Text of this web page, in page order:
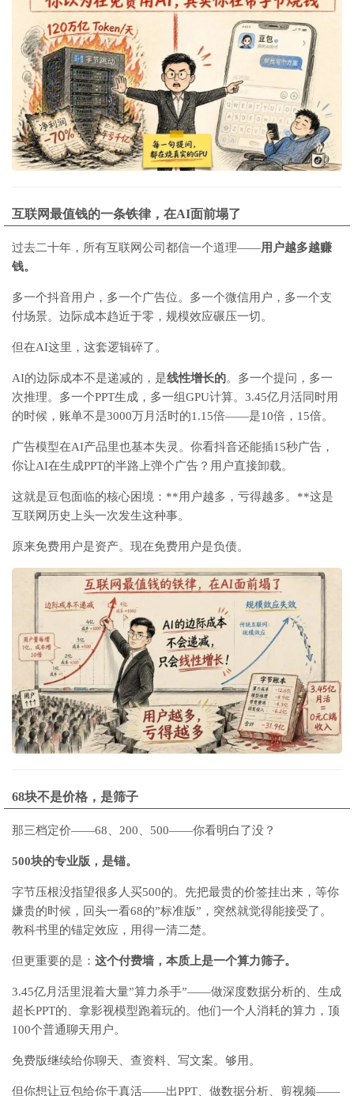
互联网最值钱的一条铁律，在AI面前塌了
过去二十年，所有互联网公司都信一个道理——用户越多越赚
钱。
多一个抖音用户，多一个广告位。多一个微信用户，多一个支
付场景。边际成本趋近于零，规模效应碾压一切。
但在AI这里，这套逻辑碎了。
AI的边际成本不是递减的，是线性增长的。多一个提问，多一
次推理。多一个PPT生成，多一组GPU计算。3.45亿月活同时用
的时候，账单不是3000万月活时的1.15倍——是10倍，15倍。
广告模型在AI产品里也基本失灵。你看抖音还能插15秒广告，
你让AI在生成PPT的半路上弹个广告？用户直接卸载。
这就是豆包面临的核心困境：**用户越多，亏得越多。**这是
互联网历史上头一次发生这种事。
原来免费用户是资产。现在免费用户是负债。
68块不是价格，是筛子
那三档定价——68、200、500——你看明白了没？
500块的专业版，是锚。
字节压根没指望很多人买500的。先把最贵的价签挂出来，等你
嫌贵的时候，回头一看68的”标准版”，突然就觉得能接受了。
教科书里的锚定效应，用得一清二楚。
但更重要的是： 这个付费墙，本质上是一个算力筛子。
3.45亿月活里混着大量”算力杀手”——做深度数据分析的、生成
超长PPT的、拿影视模型跑着玩的。他们一个人消耗的算力，顶
100个普通聊天用户。
免费版继续给你聊天、查资料、写文案。够用。
但你想让豆包给你干真活——出PPT、做数据分析、剪视频——